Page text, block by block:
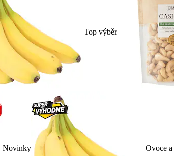
Top výběr
Novinky Ovoce a